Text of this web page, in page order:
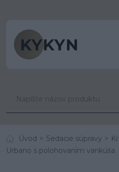
Úvod Sedacie súpravy
Urbano s polohovaním vankúša